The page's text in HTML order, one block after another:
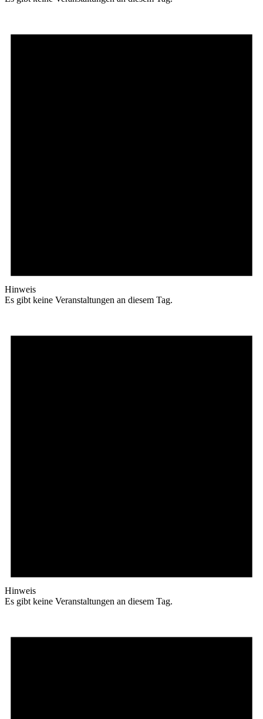
Hinweis
Es gibt keine Veranstaltungen an diesem Tag.
Hinweis
Es gibt keine Veranstaltungen an diesem Tag.